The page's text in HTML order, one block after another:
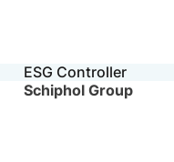
ESG Controller
Schiphol Group